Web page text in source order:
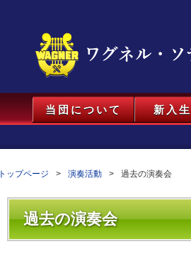
当団について 新入
トップページ 演奏活動 過去の演奏会
過去の演奏会